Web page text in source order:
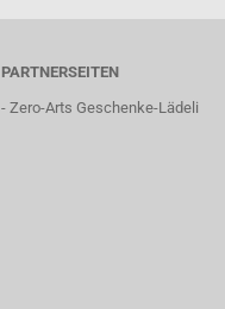
PARTNERSEITEN
- Zero-Arts Geschenke-Lädeli